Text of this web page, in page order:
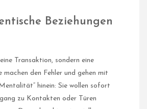
Beziehungen
Transaktion, sondern eine
machen den Fehler und gehen mit
hinein: Sie wollen sofort
zu Kontakten oder Türen